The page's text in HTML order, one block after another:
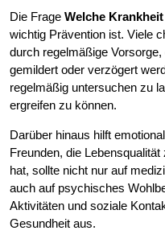
Die Frage Welche
wichtig Prävention ist. Viele
durch regelmäßige
gemildert oder verzögert
regelmäßig untersuchen zu
ergreifen zu können.
Darüber hinaus hilft
Freunden, die
hat, sollte nicht nur auf
auch auf psychisches
Aktivitäten und soziale
Gesundheit aus.